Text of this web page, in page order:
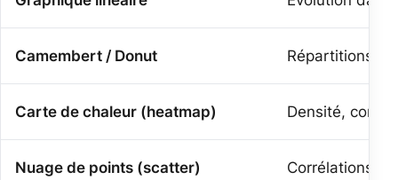
Camembert / Donut Répartitions et
Carte de chaleur (heatmap) Densité,
Nuage de points (scatter) Corrélations